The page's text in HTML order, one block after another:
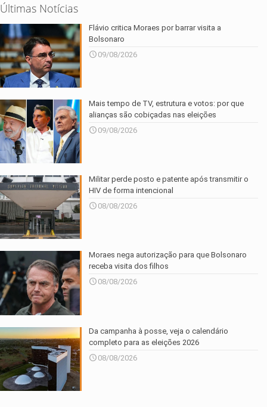
Últimas Notícias
Flávio critica Moraes por barrar visita a
Bolsonaro
09/08/2026
Mais tempo de TV, estrutura e votos: por que
alianças são cobiçadas nas eleições
09/08/2026
Militar perde posto e patente após transmitir o
HIV de forma intencional
08/08/2026
Moraes nega autorização para que Bolsonaro
receba visita dos filhos
08/08/2026
Da campanha à posse, veja o calendário
completo para as eleições 2026
08/08/2026